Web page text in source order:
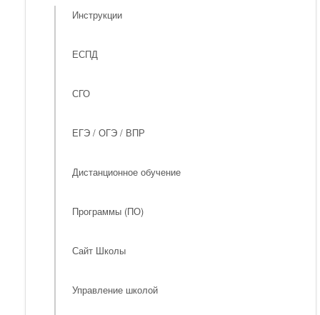
Инструкции
ЕСПД
СГО
ЕГЭ / ОГЭ / ВПР
Дистанционное обучение
Программы (ПО)
Сайт Школы
Управление школой